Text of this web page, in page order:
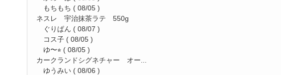
もちもち ( 08/05 )
ネスレ 宇治抹茶ラテ 550g
ぐりぱん ( 08/07 )
コス子 ( 08/05 )
ゆ〜⭐︎ ( 08/05 )
カークランドシグネチャー オー...
ゆうみい ( 08/06 )